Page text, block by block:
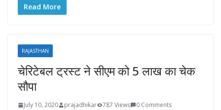
Read More
RAJASTHAN
चेरिटेबल ट्रस्ट ने सीएम को 5 लाख का चेक
सौपा
July 10, 2020 prajadhikar 787 Views
0 Comments